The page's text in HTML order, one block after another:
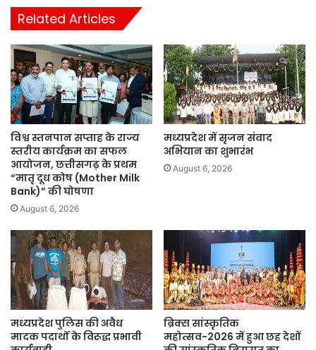
Related Articles
विश्व स्तनपान सप्ताह के राज्य
स्तरीय कार्यक्रम का सफल
आयोजन, छत्तीसगढ़ के प्रथम
“मातृ दूध कोष (Mother Milk
Bank)” की घोषणा
August 6, 2026
मध्यप्रदेश में सृजन संवाद
अभियान का शुभारंभ
August 6, 2026
मध्यप्रदेश पुलिस की अवैध
मादक पदार्थों के विरूद्ध प्रभावी
ब्रिक्स सांस्कृतिक
महोत्सव-2026 में हुआ छह देशों